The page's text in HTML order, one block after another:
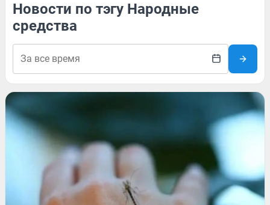
Новости по тэгу Народные
средства